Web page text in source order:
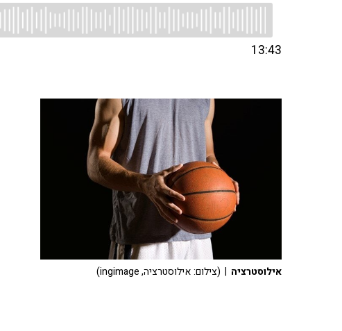
13:43
אילוסטרציה | (צילום: אילוסטרציה, ingimage)